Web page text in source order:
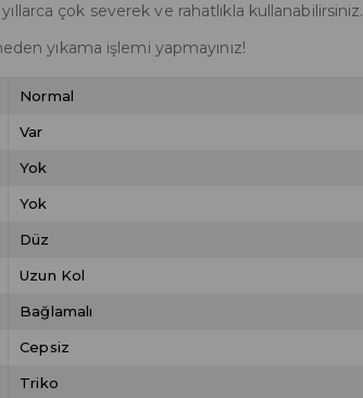
çok severek ve rahatlıkla kullanabilirsiniz.
yıkama işlemi yapmayınız!
Normal
Var
Yok
Yok
Düz
Uzun Kol
Bağlamalı
Cepsiz
Triko